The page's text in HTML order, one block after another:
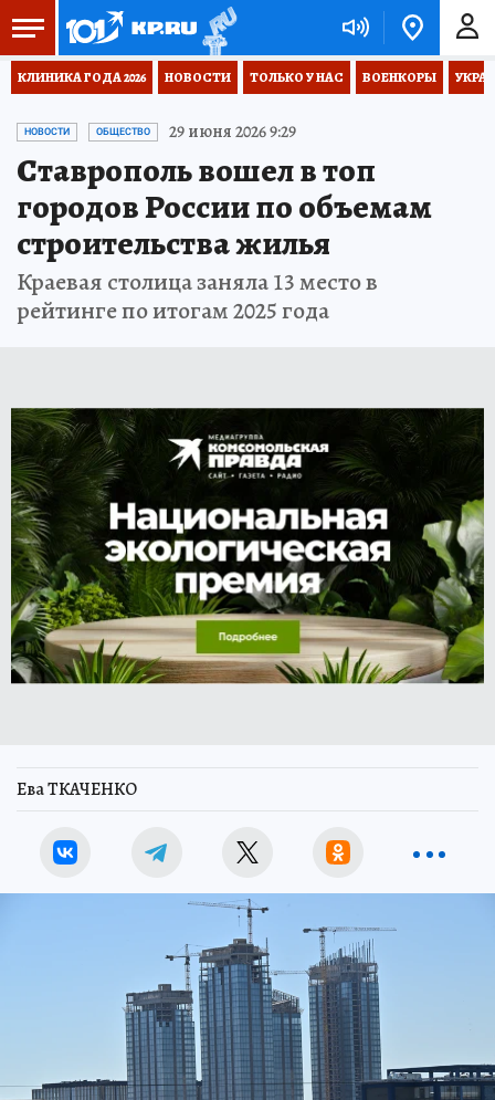
КЛИНИКА ГОДА 2026 НОВОСТИ ТОЛЬКО У НАС ВОЕНКОРЫ
НОВОСТИ ОБЩЕСТВО 29 июня 2026 9:29
Ставрополь вошел в топ
городов России по объемам
строительства жилья
Краевая столица заняла 13 место в
рейтинге по итогам 2025 года
Ева ТКАЧЕНКО